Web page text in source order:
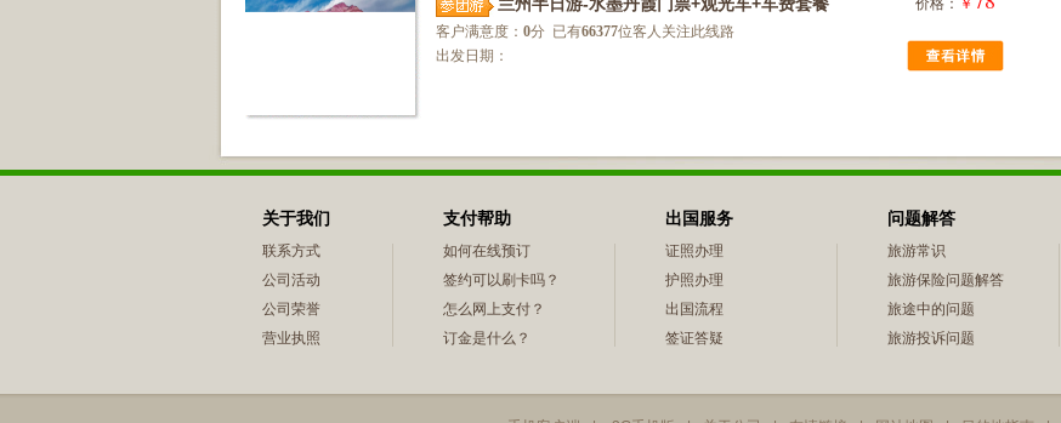
客户满意度： 0分 已有66377位客人关注此线路
出发日期：
价格： ￥
关于我们
联系方式
公司活动
公司荣誉
营业执照
支付帮助
如何在线预订
签约可以刷卡吗？
怎么网上支付？
订金是什么？
出国服务
证照办理
护照办理
出国流程
签证答疑
问题解答
旅游常识
旅游保险问题解答
旅途中的问题
旅游投诉问题